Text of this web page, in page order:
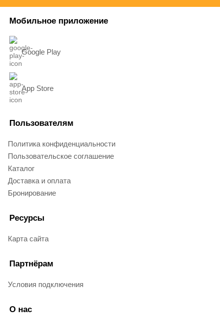
Мобильное приложение
Google Play
App Store
Пользователям
Политика конфиденциальности
Пользовательское соглашение
Каталог
Доставка и оплата
Бронирование
Ресурсы
Карта сайта
Партнёрам
Условия подключения
О нас